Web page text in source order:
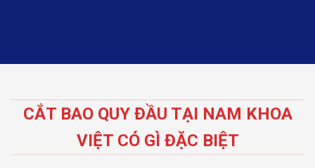
CẮT BAO QUY ĐẦU TẠI NAM KHOA
VIỆT CÓ GÌ ĐẶC BIỆT